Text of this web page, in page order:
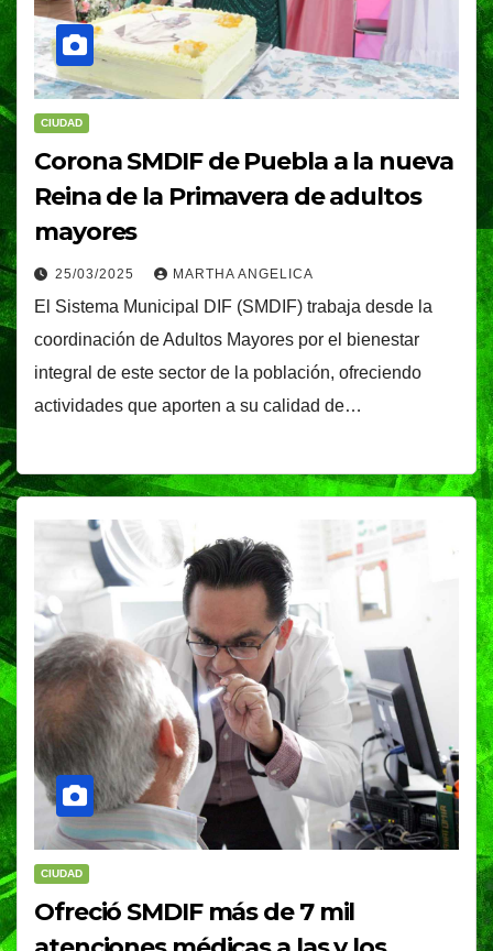
CIUDAD
Corona SMDIF de Puebla a la nueva
Reina de la Primavera de adultos
mayores
25/03/2025 MARTHA ANGELICA
El Sistema Municipal DIF (SMDIF) trabaja desde la
coordinación de Adultos Mayores por el bienestar
integral de este sector de la población, ofreciendo
actividades que aporten a su calidad de…
CIUDAD
Ofreció SMDIF más de 7 mil